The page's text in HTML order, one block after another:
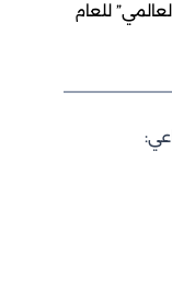
“العالمي” للعام